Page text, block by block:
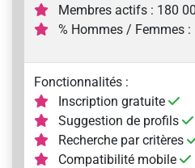
Membres actifs : 180
% Hommes / Femmes :
Fonctionnalités :
Inscription gratuite
Suggestion de profils
Recherche par critères
Compatibilité mobile